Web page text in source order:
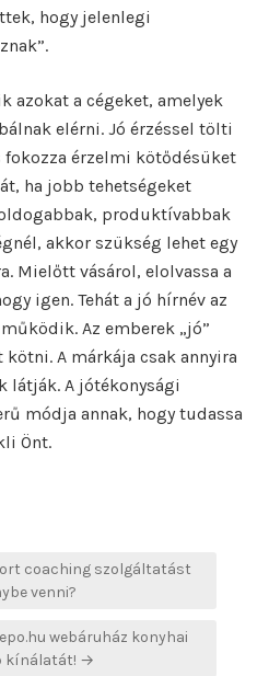
hogy jelenlegi
azokat a cégeket, amelyek
elérni. Jó érzéssel tölti
fokozza érzelmi kötődésüket
ha jobb tehetségeket
produktívabbak
akkor szükség lehet egy
Mielőtt vásárol, elolvassa a
igen. Tehát a jó hírnév az
Az emberek „jó”
A márkája csak annyira
látják. A jótékonysági
módja annak, hogy tudassa
Önt.
coaching szolgáltatást
venni?
webáruház konyhai
kínálatát! →